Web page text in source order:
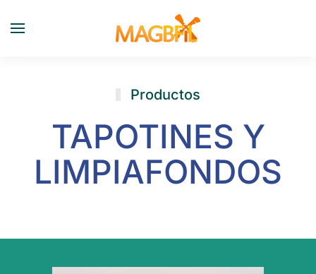
Skip to main content
Productos
TAPOTINES Y
LIMPIAFONDOS